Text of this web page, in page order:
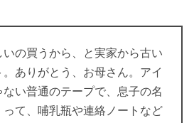
いの買うから、と実家から古い
ありがとう、お母さん。アイ
ない普通のテープで、息子の名
て、哺乳瓶や連絡ノートなど